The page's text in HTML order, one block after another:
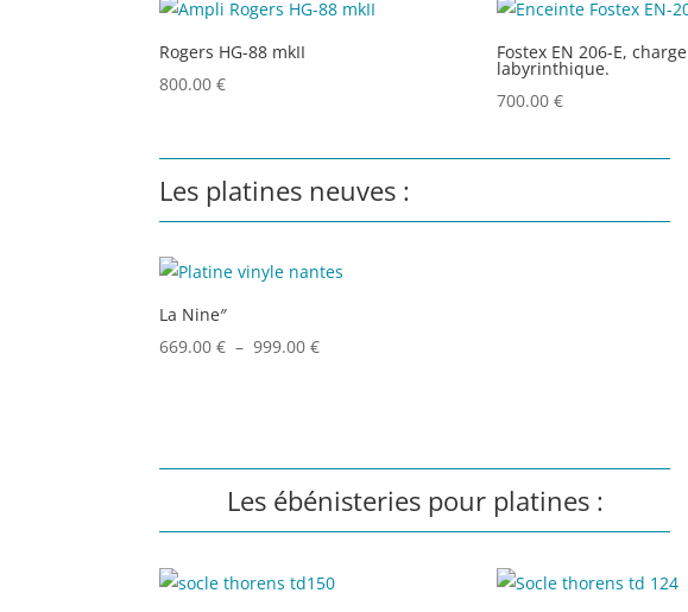
Rogers HG-88 mkII
800.00€
Fostex EN 206-E, charge
labyrinthique.
700.00 €
Les platines neuves :
La Nine″
669.00€ – 999.00€Plage
à
999.00 €
Les ébénisteries pour platines :